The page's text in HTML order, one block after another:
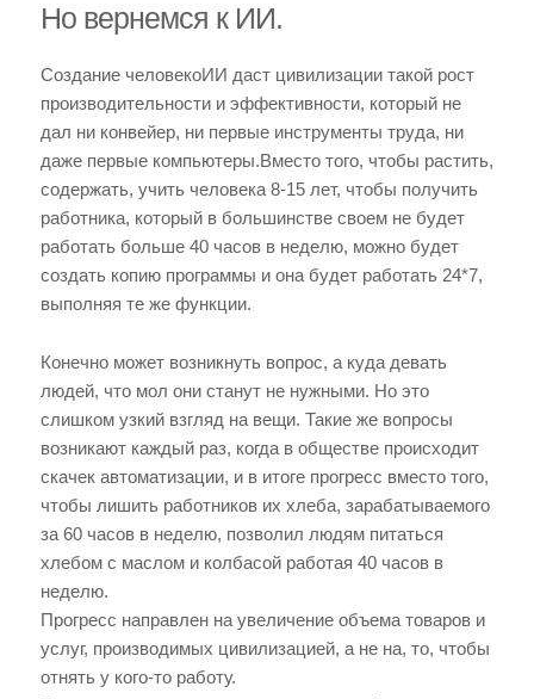
Но вернемся к ИИ.
Создание человекоИИ даст цивилизации такой рост
производительности и эффективности, который не
дал ни конвейер, ни первые инструменты труда, ни
даже первые компьютеры.Вместо того, чтобы растить,
содержать, учить человека 8-15 лет, чтобы получить
работника, который в большинстве своем не будет
работать больше 40 часов в неделю, можно будет
создать копию программы и она будет работать 24*7,
выполняя те же функции.
Конечно может возникнуть вопрос, а куда девать
людей, что мол они станут не нужными. Но это
слишком узкий взгляд на вещи. Такие же вопросы
возникают каждый раз, когда в обществе происходит
скачек автоматизации, и в итоге прогресс вместо того,
чтобы лишить работников их хлеба, зарабатываемого
за 60 часов в неделю, позволил людям питаться
хлебом с маслом и колбасой работая 40 часов в
неделю.
Прогресс направлен на увеличение объема товаров и
услуг, производимых цивилизацией, а не на, то, чтобы
отнять у кого-то работу.